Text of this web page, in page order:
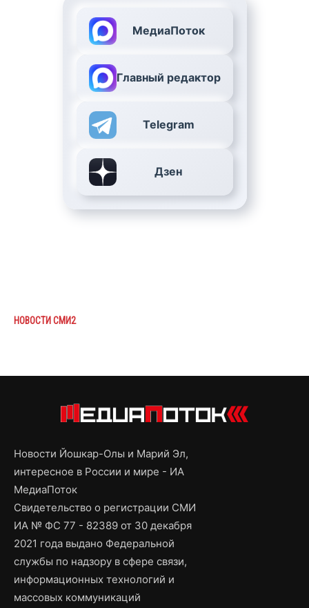
МедиаПоток
Главный редактор
Telegram
Дзен
НОВОСТИ СМИ2
Новости Йошкар-Олы и Марий Эл,
интересное в России и мире - ИА
МедиаПоток
Свидетельство о регистрации СМИ
ИА № ФС 77 - 82389 от 30 декабря
2021 года выдано Федеральной
службы по надзору в сфере связи,
информационных технологий и
массовых коммуникаций